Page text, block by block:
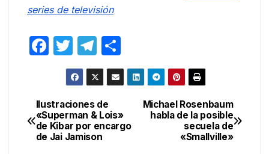
series de televisión
F
e
b
o
T
w
itt
er
T
el
e
gr
a
m
o
m
ar
Navegación
de
Michael Rosenbaum
habla de la posible
secuela de
«Smallville»
Ilustraciones de
«Superman & Lois»
de Kibar por encargo
de Jai Jamison